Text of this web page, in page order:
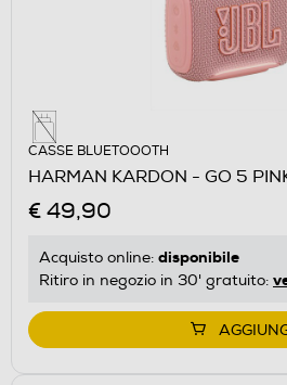
CASSE BLUETOOOTH
HARMAN KARDON - GO 5
€ 49,90
Acquisto online: disponibile
Ritiro in negozio in 30' gratuito: